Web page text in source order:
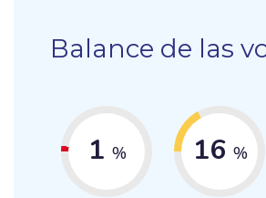
Balance de las
1 % 16 %